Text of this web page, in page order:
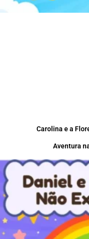
Carolina e a
Aventura